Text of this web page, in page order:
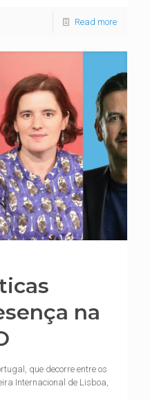
Read more
na
que decorre entre os
Internacional de Lisboa,